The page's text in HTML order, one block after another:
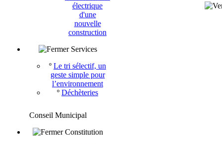
électrique
d'une
nouvelle
construction
Services
º Le tri sélectif, un
geste simple pour
l’environnement
º Déchèteries
Conseil Municipal
Constitution